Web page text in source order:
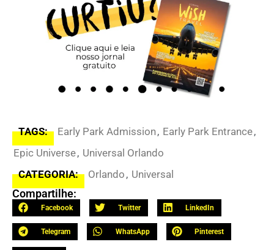
TAGS: Early Park Admission, Early Park Entrance,
Epic Universe, Universal Orlando
CATEGORIA:
Orlando , Universal
Compartilhe:
Facebook Twitter LinkedIn
Telegram WhatsApp Pinterest